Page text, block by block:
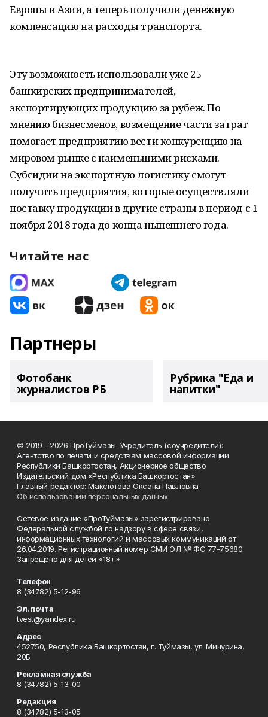
Европы и Азии, а теперь получили денежную
компенсацию на расходы транспорта.
Эту возможность использовали уже 25
башкирских предпринимателей,
экспортирующих продукцию за рубеж. По
мнению бизнесменов, возмещение части затрат
помогает предприятию вести конкуренцию на
мировом рынке с наименьшими рисками.
Субсидии на экспортную логистику смогут
получить предприятия, которые осуществляли
поставку продукции в другие страны в период с 1
ноября 2018 года до конца нынешнего года.
Читайте нас
Партнеры
Фотобанк
журналистов РБ
Рубрика "Еда и
напитки"
© 2019 - 2026 ПроТуймазы. Учредитель (соучредители):
Агентство по печати и средствам массовой информации
Республики Башкортостан, Акционерное общество
Издательский дом «Республика Башкортостан»
Главный редактор: Максютова Оксана Павловна
Об использовании персональных данных
Сетевое издание «ПроТуймазы» зарегистрировано
Федеральной службой по надзору в сфере связи,
информационных технологий и массовых коммуникаций от
26.04.2019. Регистрационный номер СМИ ЭЛ № ФС 77-75680.
Запрещено для детей «18+»
Телефон
8 (34782) 5-12-96
Эл. почта
tvest@yandex.ru
Адрес
452750, Республика Башкортостан, г. Туймазы, ул. Мичурина,
20Б
Рекламная служба
8 (34782) 5-13-00
Редакция
8 (34782) 5-13-05